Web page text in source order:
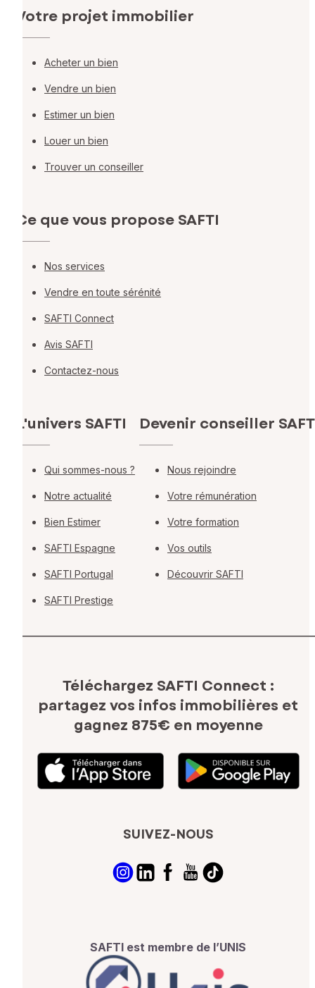
Votre projet immobilier
Acheter un bien
Vendre un bien
Estimer un bien
Louer un bien
Trouver un conseiller
Ce que vous propose SAFTI
Nos services
Vendre en toute sérénité
SAFTI Connect
Avis SAFTI
Contactez-nous
L'univers SAFTI
Qui sommes-nous ?
Notre actualité
Bien Estimer
SAFTI Espagne
SAFTI Portugal
SAFTI Prestige
Devenir conseiller
Nous rejoindre
Votre rémunération
Votre formation
Vos outils
Découvrir SAFTI
Téléchargez SAFTI Connect :
partagez vos infos immobilières et
gagnez 875€ en moyenne
SUIVEZ-NOUS
SAFTI est membre de l’UNIS